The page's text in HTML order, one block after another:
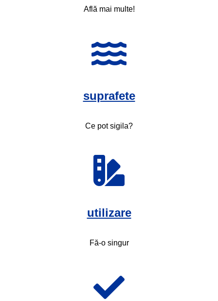
Află mai multe!
suprafete
Ce pot sigila?
utilizare
Fă-o singur